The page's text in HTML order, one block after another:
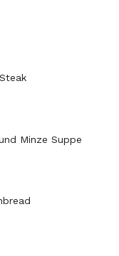
Minze Suppe